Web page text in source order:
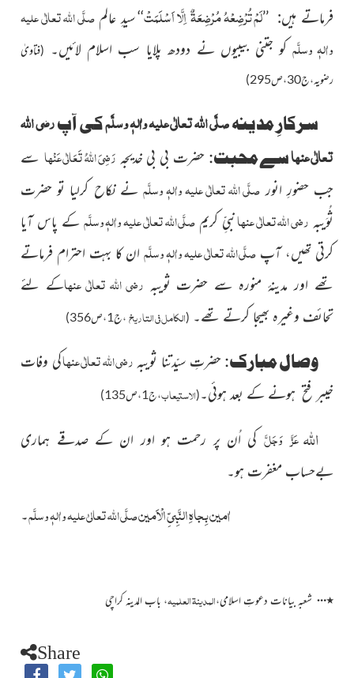
فرماتے ہیں: ’’لَمْ تُرْضِعْہُ مُرْضِعَۃٌ اِلَّا اَسْلَمَتْ‘‘سیدِ عالمصلَّی اللہ تعالٰی علیہ
واٰلہٖ وسلَّمکو جتنی بیبیوں نے دودھ پلایا سب اسلام لائیں۔ (فتاویٰ
رضویہ،ج30،ص295)
سرکارِ مدینہصلَّی اللہ تعالٰی علیہ واٰلہٖ وسلَّمکی آپرضی اللہ
تعالٰی عنہاسے محبت: حضرت بی بی خدیجہ رَضِیَ اللہُ تَعَالٰی عَنْہا سے
جب حضورِ انور صلَّی اللہ تعالٰی علیہ واٰلہٖ وسلَّم نے نکاح کرلیا تو حضرت
ثُوَیبہ رضی اللہ تعالٰی عنہانبیِّ کریم صلَّی اللہ تعالٰی علیہ واٰلہٖ وسلَّم کے پاس آیا
کرتی تھیں، آپ صلَّی اللہ تعالٰی علیہ واٰلہٖ وسلَّمان کا بہت احترام فرماتے
تھے اور مدینۂ منورہ سے حضرت ثویبہ رضی اللہ تعالٰی عنھاکے لئے
تحائف وغیرہ بھیجا کرتے تھے۔ (الکامل فی التاریخ ،ج1،ص356)
وصال مبارک:حضرتِ سیّدتنا ثویبہ رضی اللہ تعالٰی عنہاکی وفات
خیبر فتح ہونے کے بعد ہوئی۔(الاستیعاب،ج1،ص135)
اللہعَزَّ وَجَلَّ کی اُن پر رحمت ہو اور ان کے صدقے ہماری
بےحساب مغفرت ہو۔
اٰمین بِجاہِ النَّبِیِّ الْاَمینصلَّی اللہ تعالیٰ علیہ واٰلہٖ وسلَّم۔
٭… شعبہ بیانات دعوتِ اسلامی،المدینۃ العلمیہ، باب المدینہ کراچی
Share